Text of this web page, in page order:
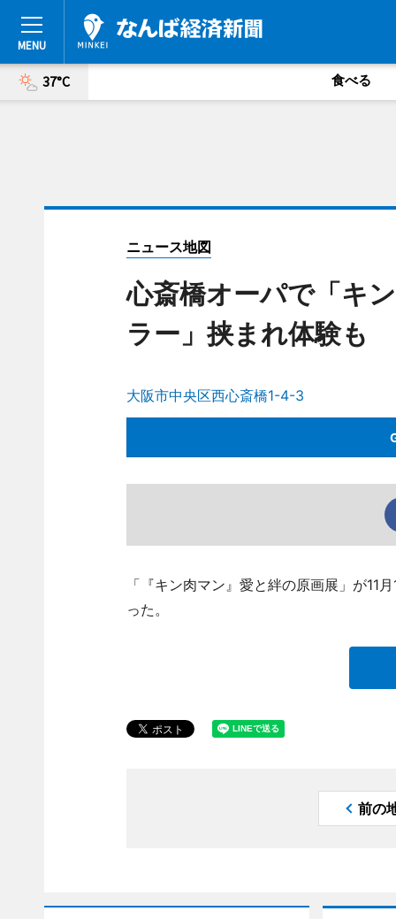
37°C 食べる
ニュース地図
心斎橋オーパで「キ
ラー」挟まれ体験も
大阪市中央区西心斎橋1-4-3
「『キン肉マン』愛と絆の原画展」が11
った。
前の